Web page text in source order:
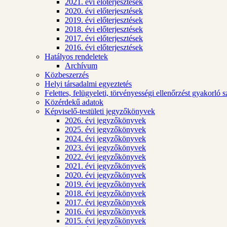
2021. évi előterjesztések
2020. évi előterjesztések
2019. évi előterjesztések
2018. évi előterjesztések
2017. évi előterjesztések
2016. évi előterjesztések
Hatályos rendeletek
Archívum
Közbeszerzés
Helyi társadalmi egyeztetés
Felettes, felügyeleti, törvényességi ellenőrzést gyakorló
Közérdekű adatok
Képviselő-testületi jegyzőkönyvek
2026. évi jegyzőkönyvek
2025. évi jegyzőkönyvek
2024. évi jegyzőkönyvek
2023. évi jegyzőkönyvek
2022. évi jegyzőkönyvek
2021. évi jegyzőkönyvek
2020. évi jegyzőkönyvek
2019. évi jegyzőkönyvek
2018. évi jegyzőkönyvek
2017. évi jegyzőkönyvek
2016. évi jegyzőkönyvek
2015. évi jegyzőkönyvek